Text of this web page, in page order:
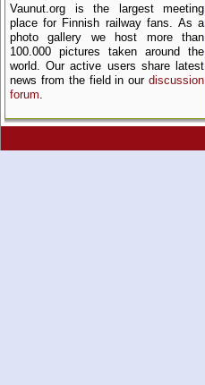
Vaunut.org is the largest meeting
place for Finnish railway fans. As a
photo gallery we host more than
100.000 pictures taken around the
world. Our active users share latest
news from the field in our discussion
forum